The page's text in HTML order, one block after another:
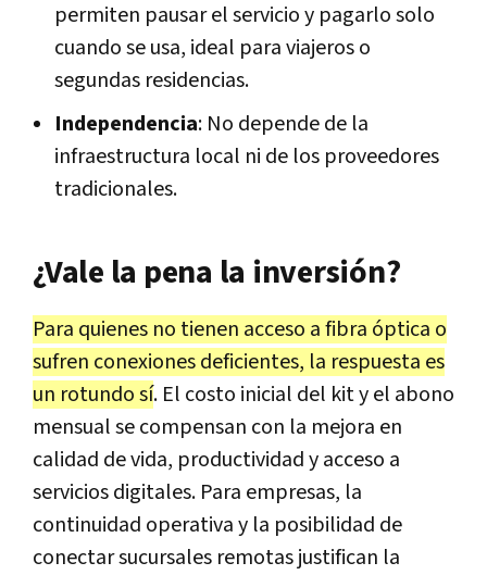
permiten pausar el servicio y pagarlo solo
cuando se usa, ideal para viajeros o
segundas residencias.
Independencia: No depende de la
infraestructura local ni de los proveedores
tradicionales.
¿Vale la pena la inversión?
Para quienes no tienen acceso a fibra óptica o
sufren conexiones deficientes, la respuesta es
un rotundo sí. El costo inicial del kit y el abono
mensual se compensan con la mejora en
calidad de vida, productividad y acceso a
servicios digitales. Para empresas, la
continuidad operativa y la posibilidad de
conectar sucursales remotas justifican la